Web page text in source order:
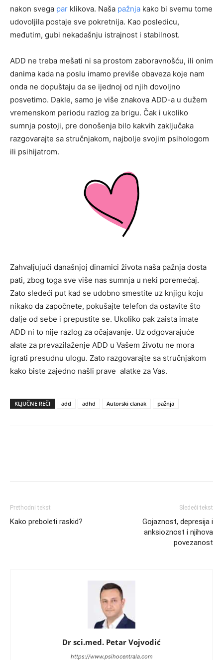
nakon svega par klikova. Naša pažnja kako bi svemu tome
udovoljila postaje sve pokretnija. Kao posledicu,
međutim, gubi nekadašnju istrajnost i stabilnost.
ADD ne treba mešati ni sa prostom zaboravnošću, ili onim
danima kada na poslu imamo previše obaveza koje nam
onda ne dopuštaju da se ijednoj od njih dovoljno
posvetimo. Dakle, samo je više znakova ADD-a u dužem
vremenskom periodu razlog za brigu. Čak i ukoliko
sumnja postoji, pre donošenja bilo kakvih zaključaka
razgovarajte sa stručnjakom, najbolje svojim psihologom
ili psihijatrom.
Zahvaljujući današnjoj dinamici života naša pažnja dosta
pati, zbog toga sve više nas sumnja u neki poremećaj.
Zato sledeći put kad se udobno smestite uz knjigu koju
nikako da započnete, pokušajte telefon da ostavite što
dalje od sebe i prepustite se. Ukoliko pak zaista imate
ADD ni to nije razlog za očajavanje. Uz odgovarajuće
alate za prevazilaženje ADD u Vašem životu ne mora
igrati presudnu ulogu. Zato razgovarajte sa stručnjakom
kako biste zajedno našli prave alatke za Vas.
KLJUČNE REČI add adhd Autorski clanak pažnja
Prethodni tekst
Kako preboleti raskid?
Sledeći tekst
Gojaznost, depresija i
anksioznost i njihova
povezanost
Dr sci.med. Petar Vojvodić
https://www.psihocentrala.com